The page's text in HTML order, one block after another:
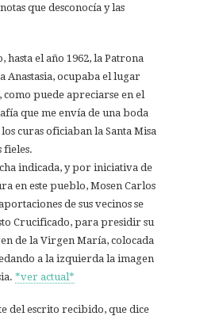
que desconocía y las
hasta el año 1962, la Patrona
Anastasia, ocupaba el lugar
puede apreciarse en el
que me envía de una boda
curas oficiaban la Santa Misa
fieles.
indicada, y por iniciativa de
en este pueblo, Mosen Carlos
de sus vecinos se
Crucificado, para presidir su
de la Virgen María, colocada
a la izquierda la imagen
*ver actual*
del escrito recibido, que dice